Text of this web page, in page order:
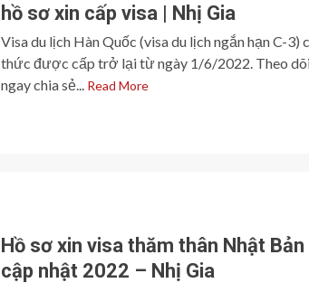
hồ sơ xin cấp visa | Nhị Gia
Visa du lịch Hàn Quốc (visa du lịch ngắn hạn C-3)
thức được cấp trở lại từ ngày 1/6/2022. Theo
ngay chia sẻ...
Read More
Hồ sơ xin visa thăm thân Nhật Bản
cập nhật 2022 – Nhị Gia